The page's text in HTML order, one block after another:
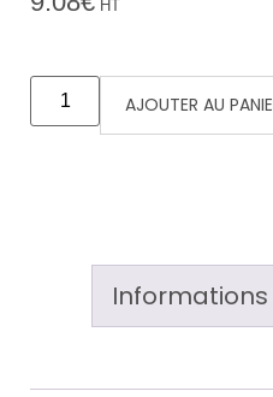
HT
AJOUTER AU